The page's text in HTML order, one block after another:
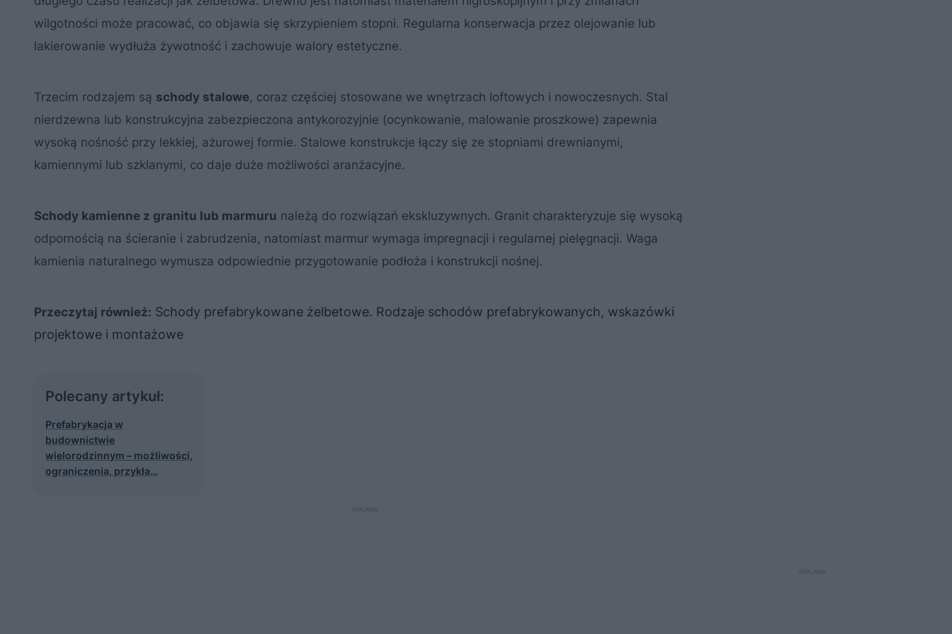
wilgotności może pracować, co objawia się skrzypieniem stopni. Regularna konserwacja przez olejowanie lub
lakierowanie wydłuża żywotność i zachowuje walory estetyczne.
Trzecim rodzajem są schody stalowe, coraz częściej stosowane we wnętrzach loftowych i nowoczesnych. Stal
nierdzewna lub konstrukcyjna zabezpieczona antykorozyjnie (ocynkowanie, malowanie proszkowe) zapewnia
wysoką nośność przy lekkiej, ażurowej formie. Stalowe konstrukcje łączy się ze stopniami drewnianymi,
kamiennymi lub szklanymi, co daje duże możliwości aranżacyjne.
Schody kamienne z granitu lub marmuru należą do rozwiązań ekskluzywnych. Granit charakteryzuje się wysoką
odpornością na ścieranie i zabrudzenia, natomiast marmur wymaga impregnacji i regularnej pielęgnacji. Waga
kamienia naturalnego wymusza odpowiednie przygotowanie podłoża i konstrukcji nośnej.
Przeczytaj również: Schody prefabrykowane żelbetowe. Rodzaje schodów prefabrykowanych, wskazówki
projektowe i montażowe
Polecany artykuł:
Prefabrykacja w
budownictwie
wielorodzinnym – możliwości,
ograniczenia, przykła…